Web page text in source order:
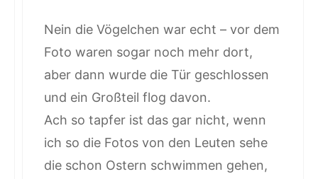
Nein die Vögelchen war echt – vor dem
Foto waren sogar noch mehr dort,
aber dann wurde die Tür geschlossen
und ein Großteil flog davon.
Ach so tapfer ist das gar nicht, wenn
ich so die Fotos von den Leuten sehe
die schon Ostern schwimmen gehen,